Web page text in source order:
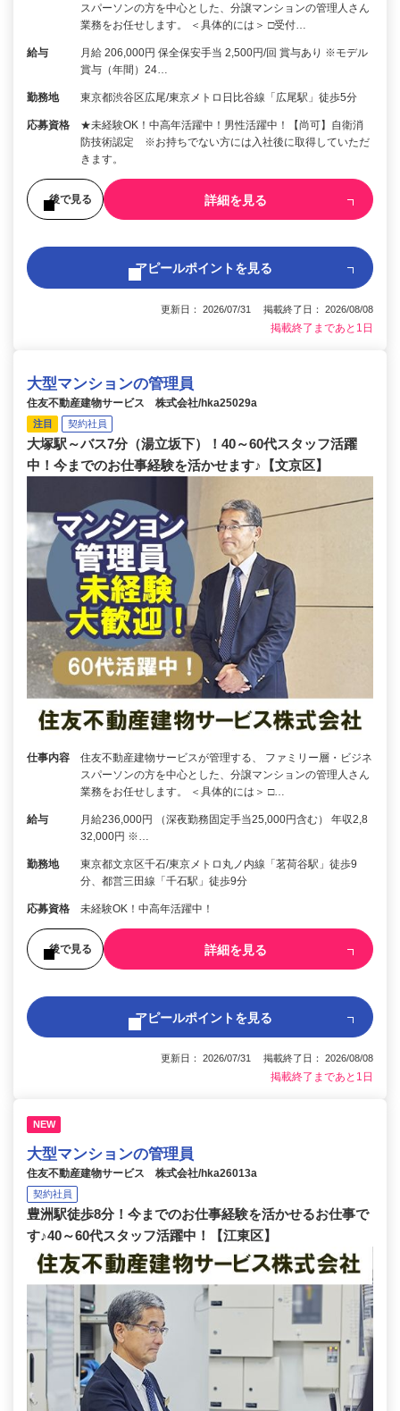
スパーソンの方を中心とした、分譲マンションの管理人さん
業務をお任せします。 ＜具体的には＞ □受付…
給与
月給 206,000円 保全保安手当 2,500円/回 賞与あり ※モデル
賞与（年間）24…
勤務地 東京都渋谷区広尾/東京メトロ日比谷線「広尾駅」徒歩5分
応募資格
★未経験OK！中高年活躍中！男性活躍中！【尚可】自衛消
防技術認定 ※お持ちでない方には入社後に取得していただ
きます。
後で見る 詳細を見る
アピールポイントを見る
更新日： 2026/07/31 掲載終了日： 2026/08/08
掲載終了まであと1日
大型マンションの管理員
住友不動産建物サービス 株式会社/hka25029a
注目 契約社員
大塚駅～バス7分（湯立坂下）！40～60代スタッフ活躍
中！今までのお仕事経験を活かせます♪【文京区】
仕事内容
住友不動産建物サービスが管理する、 ファミリー層・ビジネ
スパーソンの方を中心とした、分譲マンションの管理人さん
業務をお任せします。 ＜具体的には＞ □…
給与
月給236,000円 （深夜勤務固定手当25,000円含む） 年収2,8
32,000円 ※…
勤務地
東京都文京区千石/東京メトロ丸ノ内線「茗荷谷駅」徒歩9
分、都営三田線「千石駅」徒歩9分
応募資格 未経験OK！中高年活躍中！
後で見る 詳細を見る
アピールポイントを見る
更新日： 2026/07/31 掲載終了日： 2026/08/08
掲載終了まであと1日
NEW
大型マンションの管理員
住友不動産建物サービス 株式会社/hka26013a
契約社員
豊洲駅徒歩8分！今までのお仕事経験を活かせるお仕事で
す♪40～60代スタッフ活躍中！【江東区】